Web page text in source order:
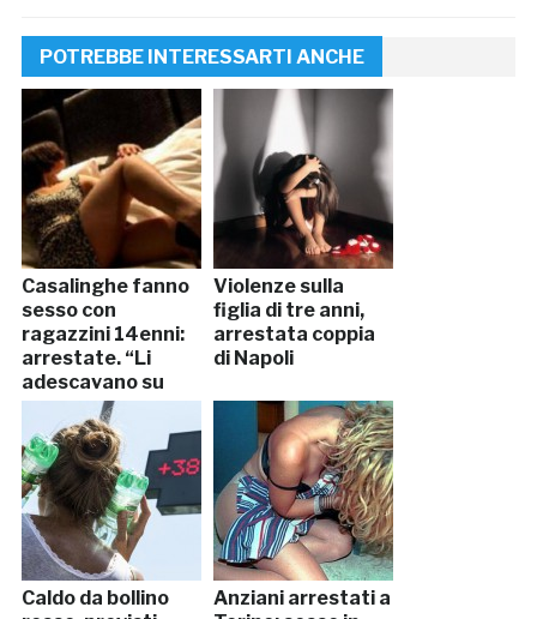
POTREBBE INTERESSARTI ANCHE
Casalinghe fanno
sesso con
ragazzini 14enni:
arrestate. “Li
adescavano su
Facebook”
Violenze sulla
figlia di tre anni,
arrestata coppia
di Napoli
Caldo da bollino
Anziani arrestati a